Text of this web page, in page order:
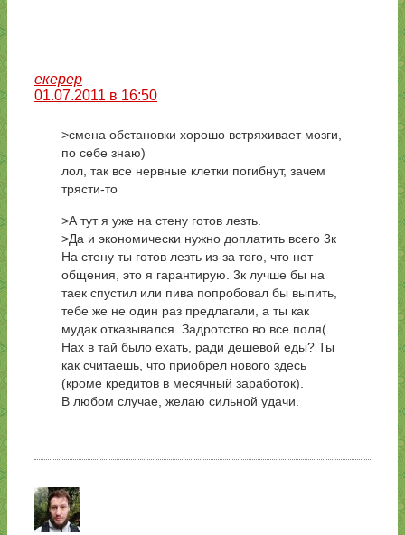
екерер
01.07.2011 в 16:50
>смена обстановки хорошо встряхивает мозги,
по себе знаю)
лол, так все нервные клетки погибнут, зачем
трясти-то
>А тут я уже на стену готов лезть.
>Да и экономически нужно доплатить всего 3к
На стену ты готов лезть из-за того, что нет
общения, это я гарантирую. 3к лучше бы на
таек спустил или пива попробовал бы выпить,
тебе же не один раз предлагали, а ты как
мудак отказывался. Задротство во все поля(
Нах в тай было ехать, ради дешевой еды? Ты
как считаешь, что приобрел нового здесь
(кроме кредитов в месячный заработок).
В любом случае, желаю сильной удачи.